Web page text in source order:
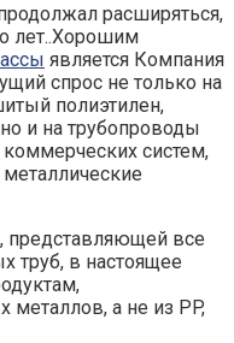
расширяться,
лет..Хорошим
является Компания
спрос не только на
полиэтилен,
и на трубопроводы
систем,
представляющей все
труб, в настоящее
металлов, а не из PP,